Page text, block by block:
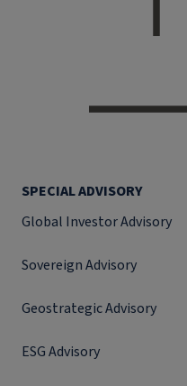
SPECIAL ADVISORY
Global Investor Advisory
Sovereign Advisory
Geostrategic Advisory
ESG Advisory